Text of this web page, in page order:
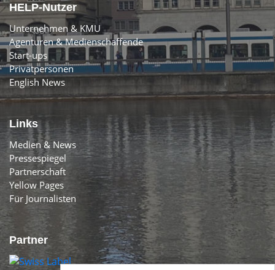
HELP-Nutzer
Unternehmen & KMU
Agenturen & Medienschaffende
Start-ups
Privatpersonen
English News
Links
Medien & News
Pressespiegel
Partnerschaft
Yellow Pages
Für Journalisten
Partner